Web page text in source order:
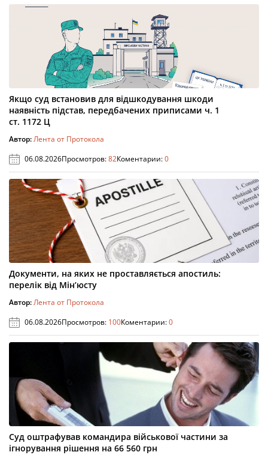
Якщо суд встановив для відшкодування шкоди
наявність підстав, передбачених приписами ч. 1
ст. 1172 Ц
Автор:Лента от Протокола
06.08.2026Просмотров:82Коментарии:0
Документи, на яких не проставляється апостиль:
перелік від Мін’юсту
Автор:Лента от Протокола
06.08.2026Просмотров: 100Коментарии:0
Суд оштрафував командира військової частини за
ігнорування рішення на 66 560 грн